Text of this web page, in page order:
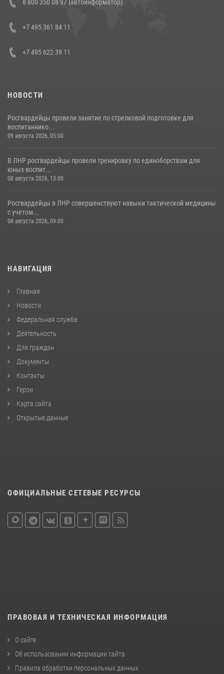
генерала армии Виктора Золотова с заместителем полномочного
представителя Президента Российской Федерации в Северо-
Кавказском федеральном округе Виталием Кузнецовым
8 800 350 08 97 (автоинформатор)
+7 495 361 84 11
+7 495 622 39 11
НОВОСТИ
Росгвардейцы провели занятие по стрелковой подготовке для
воспитаннико...
09 августа 2026, 05:00
В ЛНР росгвардейцы провели тренировку по единоборствам для
юных воспит...
08 августа 2026, 13:00
Росгвардейцы в ЛНР совершенствуют навыки тактической медицины
с учетом...
08 августа 2026, 09:00
НАВИГАЦИЯ
Главная
Новости
Федеральная служба
Деятельность
Для граждан
Документы
Контакты
Герои
Карта сайта
Открытые данные
ОФИЦИАЛЬНЫЕ СЕТЕВЫЕ РЕСУРСЫ
ПРАВОВАЯ И ТЕХНИЧЕСКАЯ ИНФОРМАЦИЯ
О сайте
Об использовании информации сайта
Правила обработки персональных данных